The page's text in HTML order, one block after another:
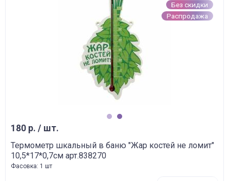
Без скидки
Распродажа
180 р. / шт.
Термометр шкальный в баню "Жар костей не ломит"
10,5*17*0,7см арт.838270
Фасовка: 1 шт